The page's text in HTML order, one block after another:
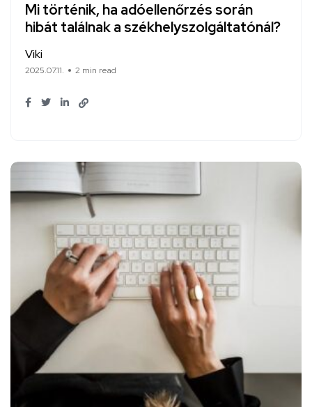
Mi történik, ha adóellenőrzés során
hibát találnak a székhelyszolgáltatónál?
Viki
2025.07.11. 2 min read